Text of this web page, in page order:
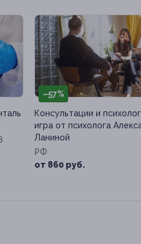
–57%
Консультации и
игра от психолога
Ланиной
РФ
от 860 руб.